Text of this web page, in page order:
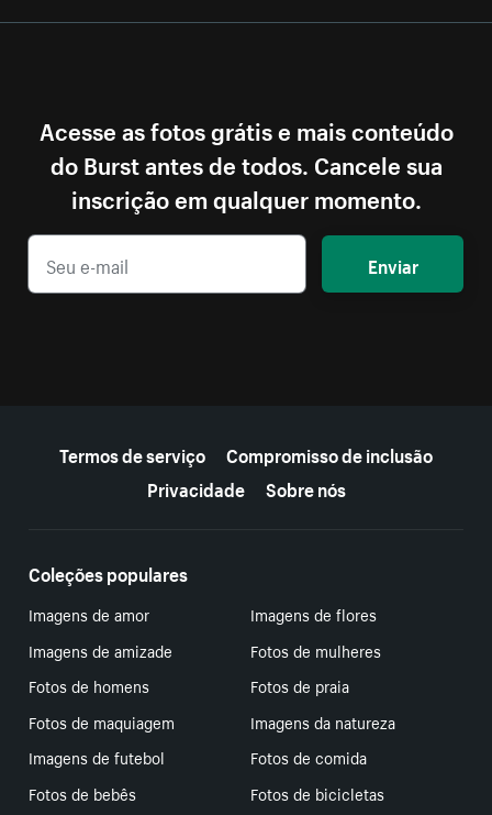
Acesse as fotos grátis e mais conteúdo
do Burst antes de todos. Cancele sua
inscrição em qualquer momento.
Enviar
Termos de serviço
Compromisso de inclusão
Privacidade
Sobre nós
Coleções populares
Imagens de amor
Imagens de flores
Imagens de amizade
Fotos de mulheres
Fotos de homens
Fotos de praia
Fotos de maquiagem
Imagens da natureza
Imagens de futebol
Fotos de comida
Fotos de bebês
Fotos de bicicletas